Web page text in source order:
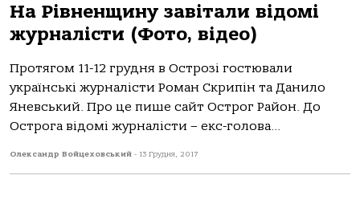
На Рівненщину завітали відомі
журналісти (Фото, відео)
Протягом 11-12 грудня в Острозі гостювали
українські журналісти Роман Скрипін та Данило
Яневський. Про це пише сайт Острог Район. До
Острога відомі журналісти – екс-голова...
Олександр Войцеховський - 13 Грудня, 2017